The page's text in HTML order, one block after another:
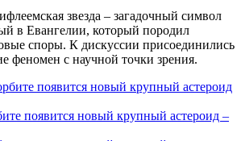
звезда – загадочный символ
в Евангелии, который породил
споры. К дискуссии присоединились
феномен с научной точки зрения.
появится новый крупный астероид –